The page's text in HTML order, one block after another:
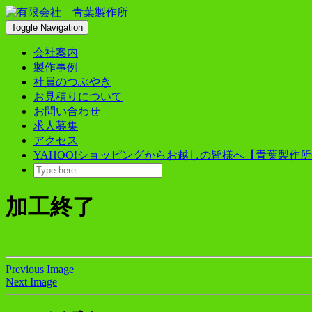
Skip
to
content
Toggle Navigation
会社案内
製作事例
社員のつぶやき
お見積りについて
お問い合わせ
求人募集
アクセス
YAHOO!ショッピングからお越しの皆様へ【青葉製作
加工終了
Previous Image
Next Image